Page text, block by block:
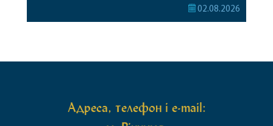
Барському жіночому монастирі. Перед початком
02.08.2026
Адреса, телефон і e-mail: